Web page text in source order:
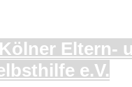
Eltern-
e.V.